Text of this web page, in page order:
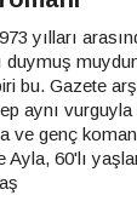
yılları
duymuş
bu. Gazete
aynı vurguyla
ve genç
60'lı